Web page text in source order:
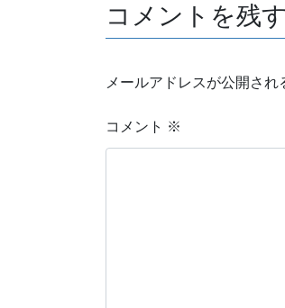
コメントを残す
メールアドレスが公開され
コメント ※